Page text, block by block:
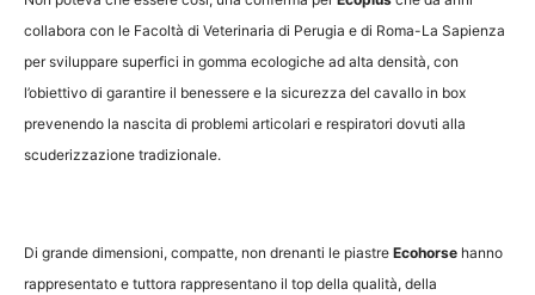
collabora con le Facoltà di Veterinaria di Perugia e di Roma-La Sapienza
per sviluppare superfici in gomma ecologiche ad alta densità, con
l’obiettivo di garantire il benessere e la sicurezza del cavallo in box
prevenendo la nascita di problemi articolari e respiratori dovuti alla
scuderizzazione tradizionale.
Di grande dimensioni, compatte, non drenanti le piastre Ecohorse hanno
rappresentato e tuttora rappresentano il top della qualità, della